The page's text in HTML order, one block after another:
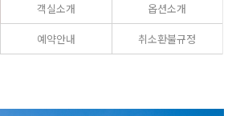
객실소개
옵션소개
예약안내 취소환불규정